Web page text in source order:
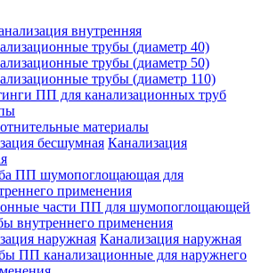
внутренняя
трубы (диаметр 40)
трубы (диаметр 50)
трубы (диаметр 110)
ПП для канализационных труб
материалы
Канализация
ПП шумопоглощающая для
применения
части ПП для шумопоглощающей
внутреннего применения
Канализация наружная
ПП канализационные для наружнего